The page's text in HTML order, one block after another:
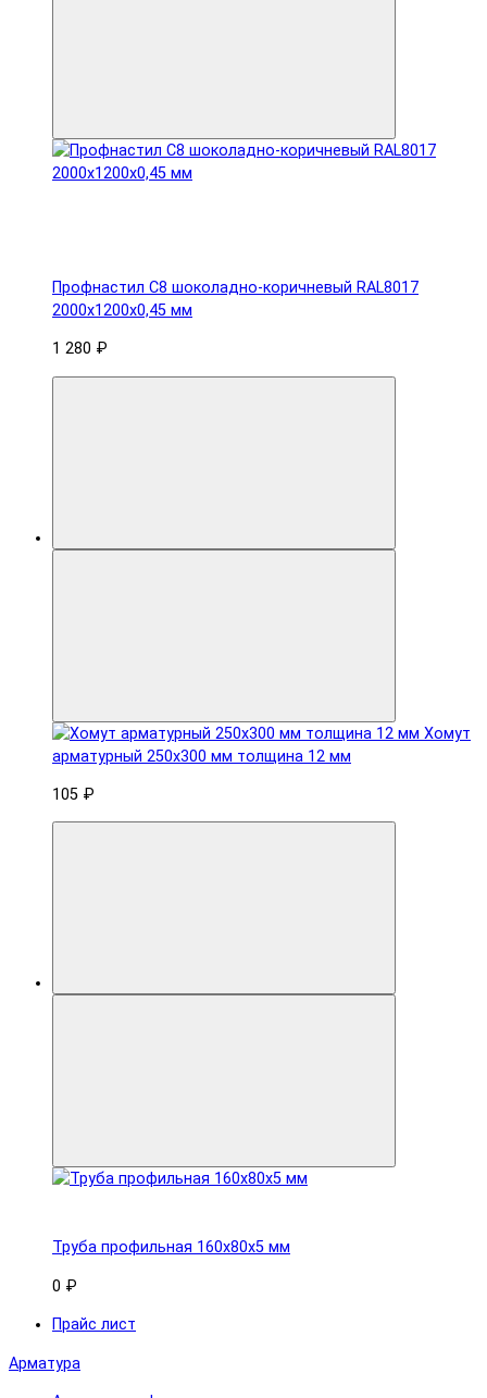
Профнастил С8 шоколадно-коричневый RAL8017
2000х1200х0,45 мм
1 280 ₽
Хомут
арматурный 250x300 мм толщина 12 мм
105 ₽
Труба профильная 160x80х5 мм
0 ₽
Прайс лист
Арматура